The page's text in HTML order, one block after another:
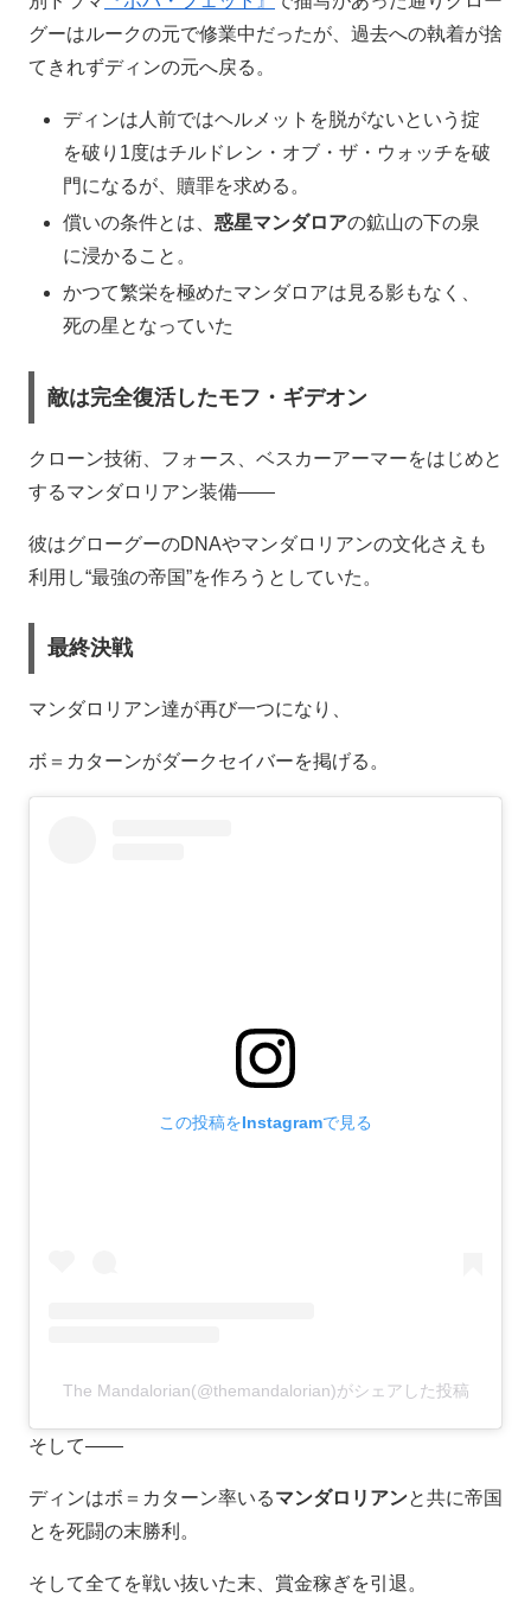
グーはルークの元で修業中だったが、過去への執着が捨
てきれずディンの元へ戻る。
ディンは人前ではヘルメットを脱がないという掟
を破り1度はチルドレン・オブ・ザ・ウォッチを破
門になるが、贖罪を求める。
償いの条件とは、惑星マンダロアの鉱山の下の泉
に浸かること。
かつて繁栄を極めたマンダロアは見る影もなく、
死の星となっていた
敵は完全復活したモフ・ギデオン
クローン技術、フォース、ベスカーアーマーをはじめと
するマンダロリアン装備――
彼はグローグーのDNAやマンダロリアンの文化さえも
利用し“最強の帝国”を作ろうとしていた。
最終決戦
マンダロリアン達が再び一つになり、
ボ＝カターンがダークセイバーを掲げる。
この投稿をInstagramで見る
The Mandalorian(@themandalorian)がシェアした投稿
そして――
ディンはボ＝カターン率いるマンダロリアンと共に帝国
とを死闘の末勝利。
そして全てを戦い抜いた末、賞金稼ぎを引退。